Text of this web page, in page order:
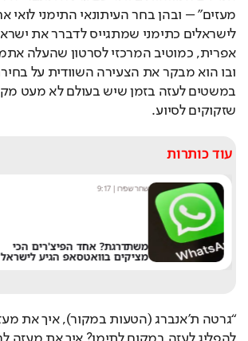
שזקוקים לסיוע.
עוד כותרות
שחר שפירו |
9:17
משתדרגת? אחד הפיצ'רים הכי
מציקים בוואטסאפ הגיע לישראל